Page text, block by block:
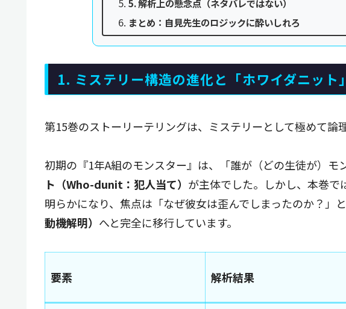
5. 解析上の懸念点（ネタバレではない）
まとめ：自見先生のロジックに酔いしれろ
1. ミステリー構造の進化と「ホワイダニット
第15巻のストーリーテリングは、ミステリーとして極めて論
初期の『1年A組のモンスター』は、「誰が（どの生徒が）モ
ト（Who-dunit：犯人当て） が主体でした。しかし、本巻
明らかになり、焦点は「なぜ彼女は歪んでしまったのか？」
動機解明） へと完全に移行しています。
要素 解析結果